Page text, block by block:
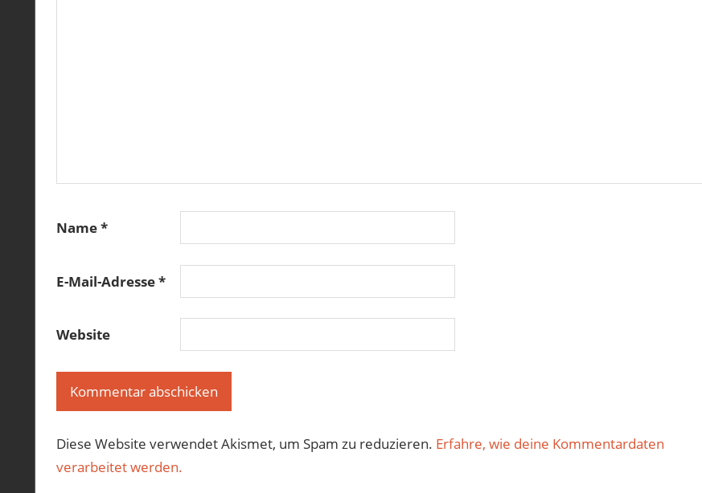
Name*
E-Mail-Adresse*
Website
Diese Website verwendet Akismet, um Spam zu reduzieren. Erfahre, wie deine Kommentardaten
verarbeitet werden.